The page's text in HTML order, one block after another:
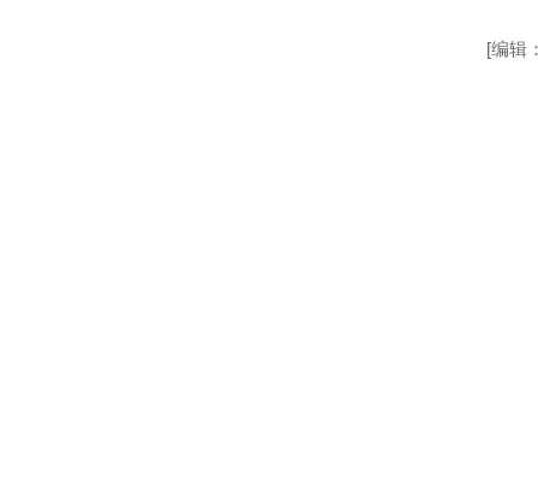
[编辑